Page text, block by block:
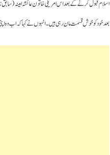
اسلام قبول کرنے کے بعداس امریکی خاتو ن عائشہ امینہ(
بعد خود کو خوش قسمت مان رہی ہیں۔انہوں نے کہا کہ اب وہ